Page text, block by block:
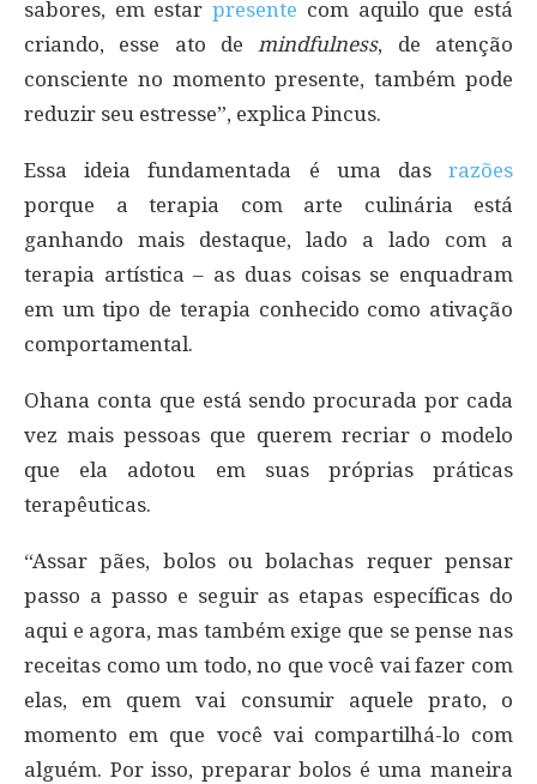
sabores, em estarpresente com aquilo que está
criando, esse ato demindfulness, de atenção
consciente no momento presente, também pode
reduzir seu estresse”, explica Pincus.
Essa ideia fundamentada é uma das razões
porque a terapia com arte culinária está
ganhando mais destaque, lado a lado com a
terapia artística – as duas coisas se enquadram
em um tipo de terapia conhecido como ativação
comportamental.
Ohana conta que está sendo procurada por cada
vez mais pessoas que querem recriar o modelo
que ela adotou em suas próprias práticas
terapêuticas.
“Assar pães, bolos ou bolachas requer pensar
passo a passo e seguir as etapas específicas do
aqui e agora, mas também exige que se pense nas
receitas como um todo, no que você vai fazer com
elas, em quem vai consumir aquele prato, o
momento em que você vai compartilhá-lo com
alguém. Por isso, preparar bolos é uma maneira